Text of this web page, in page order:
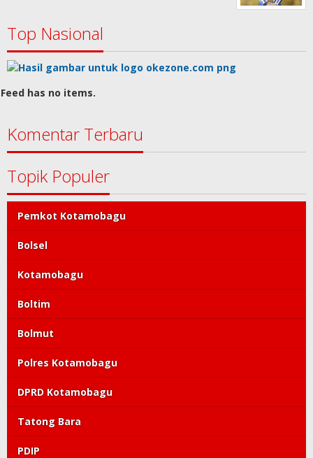
Top Nasional
Feed has no items.
Komentar Terbaru
Topik Populer
Pemkot Kotamobagu
Bolsel
Kotamobagu
Boltim
Bolmut
Polres Kotamobagu
DPRD Kotamobagu
Tatong Bara
PDIP